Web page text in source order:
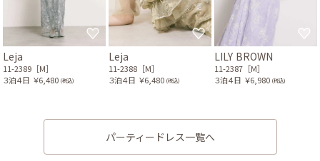
Leja
11-2389［M］
３泊４日 ￥6,480 (税込)
Leja
11-2388［M］
３泊４日 ￥6,480 (税込)
LILY BROWN
11-2387［M］
３泊４日 ￥6,980 (税込)
パーティードレス一覧へ